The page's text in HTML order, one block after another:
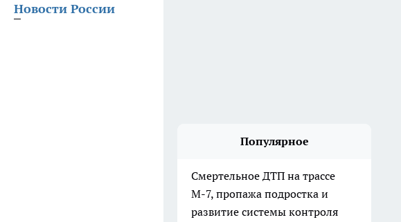
Новости России
Популярное
Смертельное ДТП на трассе
М-7, пропажа подростка и
развитие системы контроля